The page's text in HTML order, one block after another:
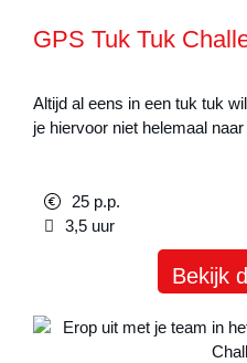
GPS Tuk Tuk
Altijd al eens in een tuk tuk
je hiervoor niet helemaal
25 p.p.
3,5 uur
Bekijk